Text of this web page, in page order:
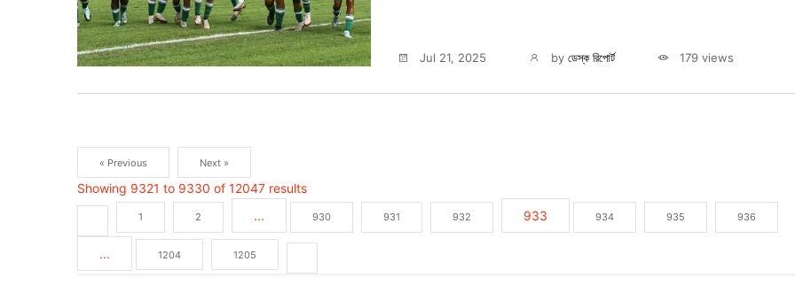
Jul 21, 2025 byডেস্ক রিপোর্ট 179 views
« Previous Next »
Showing 9321 to 9330 of 12047 results
1 2 ... 930 931 932 933 934 935 936
... 1204 1205